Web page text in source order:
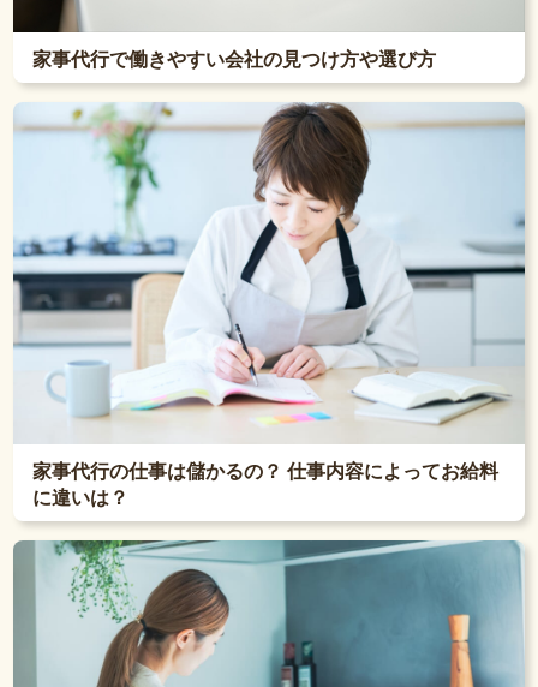
家事代行で働きやすい会社の見つけ方や選び方
家事代行の仕事は儲かるの？ 仕事内容によってお給料
に違いは？